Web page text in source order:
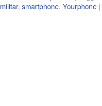
militar, smartphone, Yourphone |